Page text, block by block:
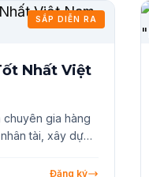
SẮP DIỄN RA
Nhất Việt
chuyên gia hàng
tài, xây dựng
thời vinh danh
Đăng ký